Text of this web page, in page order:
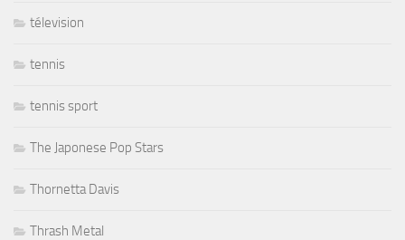
télevision
tennis
tennis sport
The Japonese Pop Stars
Thornetta Davis
Thrash Metal